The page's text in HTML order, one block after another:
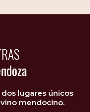
lugares únicos
mendocino.